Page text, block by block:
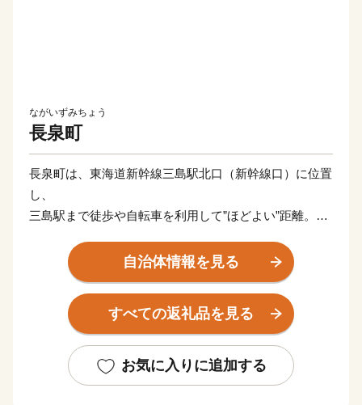
ながいずみちょう
長泉町
長泉町は、東海道新幹線三島駅北口（新幹線口）に位置
し、
三島駅まで徒歩や自転車を利用して”ほどよい”距離。
令和６年４月には「人口戦略会議」において、
「消滅しない自治体（自立持続可能性自治体）」に選ば
がん治療の実力ランキング日本一の評価を受ける県立静
自治体情報を見る
すべての返礼品を見る
お気に入りに追加する